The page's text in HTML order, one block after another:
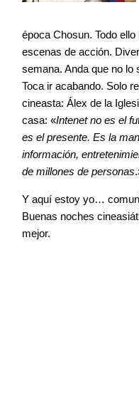
época Chosun. Todo
escenas de acción.
semana. Anda que no lo
Toca ir acabando. Solo
cineasta: Álex de la
casa: «Intenet no es el
es el presente. Es la
información,
de millones de personas
Y aquí estoy yo…
Buenas noches
mejor.